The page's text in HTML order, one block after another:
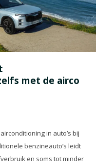
met de airco
in auto’s bij
benzineauto’s leidt
en soms tot minder